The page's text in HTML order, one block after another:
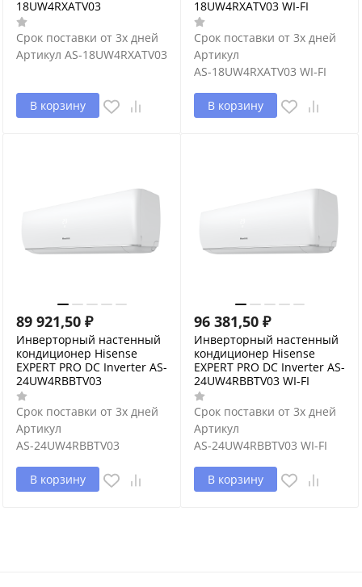
18UW4RXATV03
Срок поставки от 3х дней
Артикул AS-18UW4RXATV03
В корзину
18UW4RXATV03 WI-FI
Срок поставки от 3х дней
Артикул
AS-18UW4RXATV03 WI-FI
В корзину
89 921,50 ₽
Инверторный настенный
кондиционер Hisense
EXPERT PRO DC Inverter AS-
24UW4RBBTV03
Срок поставки от 3х дней
Артикул
AS-24UW4RBBTV03
В корзину
96 381,50 ₽
Инверторный настенный
кондиционер Hisense
EXPERT PRO DC Inverter AS-
24UW4RBBTV03 WI-FI
Срок поставки от 3х дней
Артикул
AS-24UW4RBBTV03 WI-FI
В корзину